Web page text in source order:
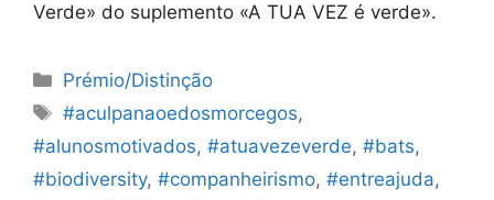
Verde» do suplemento «A TUA VEZ é verde».
Categorias
Prémio/Distinção
Etiquetas
#aculpanaoedosmorcegos,
#alunosmotivados, #atuavezeverde, #bats,
#biodiversity, #companheirismo, #entreajuda,